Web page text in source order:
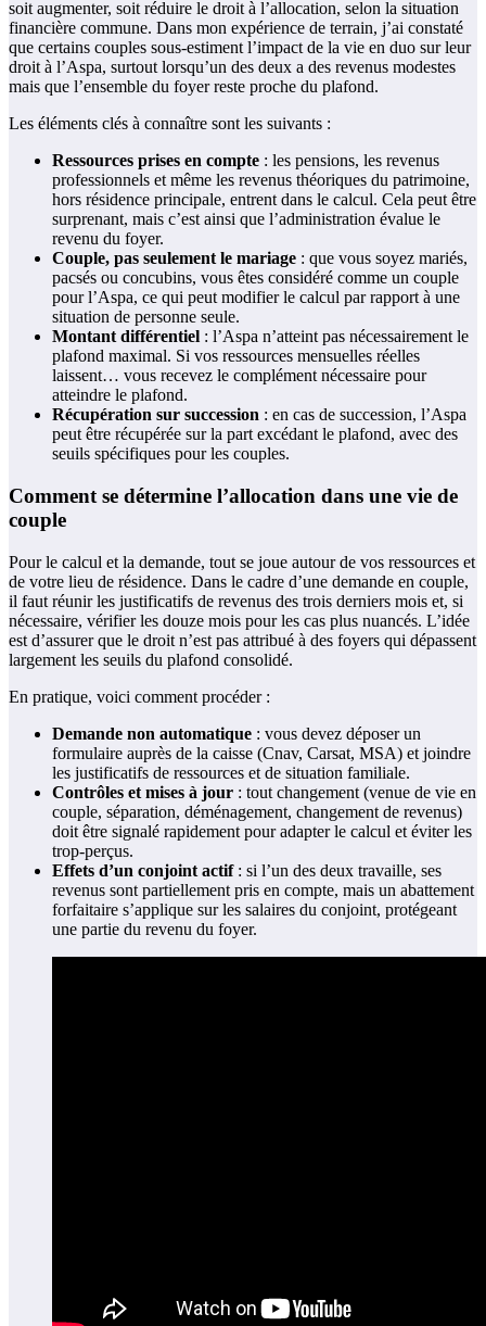
soit augmenter, soit réduire le droit à l’allocation, selon la situation
financière commune. Dans mon expérience de terrain, j’ai constaté
que certains couples sous-estiment l’impact de la vie en duo sur leur
droit à l’Aspa, surtout lorsqu’un des deux a des revenus modestes
mais que l’ensemble du foyer reste proche du plafond.
Les éléments clés à connaître sont les suivants :
Ressources prises en compte : les pensions, les revenus
professionnels et même les revenus théoriques du patrimoine,
hors résidence principale, entrent dans le calcul. Cela peut être
surprenant, mais c’est ainsi que l’administration évalue le
revenu du foyer.
Couple, pas seulement le mariage : que vous soyez mariés,
pacsés ou concubins, vous êtes considéré comme un couple
pour l’Aspa, ce qui peut modifier le calcul par rapport à une
situation de personne seule.
Montant différentiel : l’Aspa n’atteint pas nécessairement le
plafond maximal. Si vos ressources mensuelles réelles
laissent… vous recevez le complément nécessaire pour
atteindre le plafond.
Récupération sur succession : en cas de succession, l’Aspa
peut être récupérée sur la part excédant le plafond, avec des
seuils spécifiques pour les couples.
Comment se détermine l’allocation dans une vie de
couple
Pour le calcul et la demande, tout se joue autour de vos ressources et
de votre lieu de résidence. Dans le cadre d’une demande en couple,
il faut réunir les justificatifs de revenus des trois derniers mois et, si
nécessaire, vérifier les douze mois pour les cas plus nuancés. L’idée
est d’assurer que le droit n’est pas attribué à des foyers qui dépassent
largement les seuils du plafond consolidé.
En pratique, voici comment procéder :
Demande non automatique : vous devez déposer un
formulaire auprès de la caisse (Cnav, Carsat, MSA) et joindre
les justificatifs de ressources et de situation familiale.
Contrôles et mises à jour : tout changement (venue de vie en
couple, séparation, déménagement, changement de revenus)
doit être signalé rapidement pour adapter le calcul et éviter les
trop-perçus.
Effets d’un conjoint actif: si l’un des deux travaille, ses
revenus sont partiellement pris en compte, mais un abattement
forfaitaire s’applique sur les salaires du conjoint, protégeant
une partie du revenu du foyer.